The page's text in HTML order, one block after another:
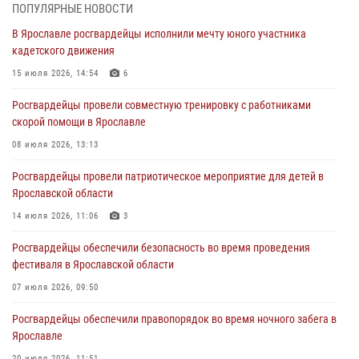
03 августа 2026, 07:09
Росгвардейцы оказали помощь беременной женщине во время
празднования Дня ВДВ в Ярославле
03 августа 2026, 06:20
За период с 20 июля по 26 июля 2026 года Ярославские
Росгвардейцы изъяли 41 единицу гражданского оружия в связи с
нарушением законодательства
В региональном управлении Росгвардии состоялся молебен,
приуроченный к празднику Крещения Руси
Ярославские росгвардейцы за прошедшую неделю совершили
более 250 выездов по сигналам «Тревога»
ПОПУЛЯРНЫЕ НОВОСТИ
В Ярославле росгвардейцы исполнили мечту юного участника
кадетского движения
15 июля 2026, 14:54 6
Росгвардейцы провели совместную тренировку с работниками
скорой помощи в Ярославле
08 июля 2026, 13:13
Росгвардейцы провели патриотическое мероприятие для детей в
Ярославской области
14 июля 2026, 11:06 3
Росгвардейцы обеспечили безопасность во время проведения
фестиваля в Ярославской области
07 июля 2026, 09:50
Росгвардейцы обеспечили правопорядок во время ночного забега в
Ярославле